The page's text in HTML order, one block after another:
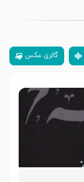
گالری عکس